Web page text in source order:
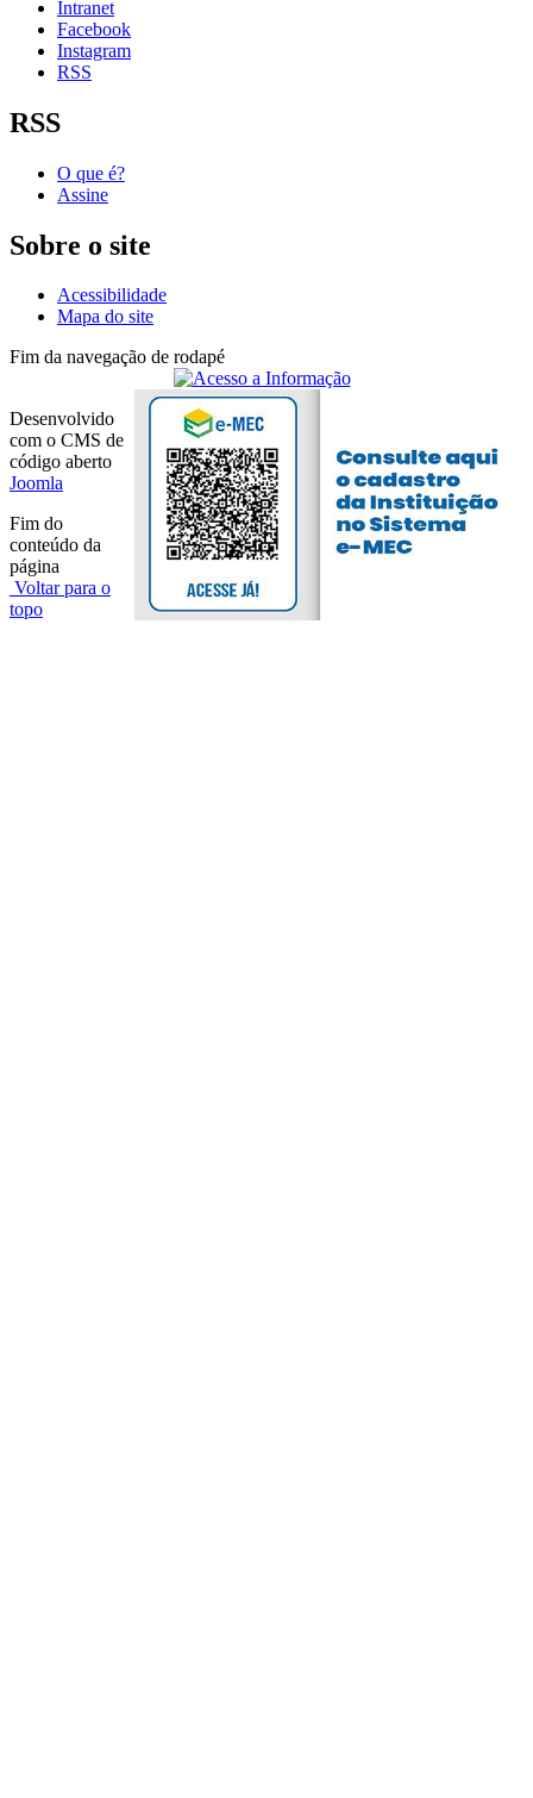
Intranet
Facebook
Instagram
RSS
RSS
O que é?
Assine
Sobre o site
Acessibilidade
Mapa do site
Fim da navegação de rodapé
Desenvolvido
com o CMS de
código aberto
Joomla
Fim do
conteúdo da
página
Voltar para o
topo